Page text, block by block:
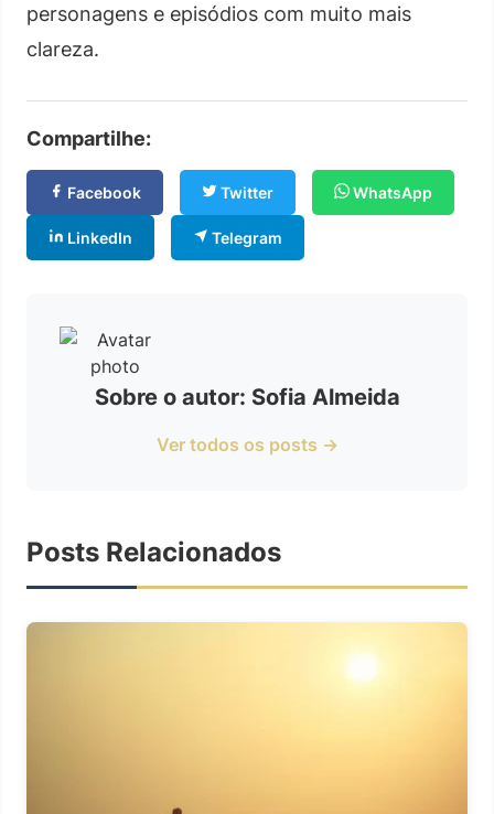
personagens e episódios com muito mais
clareza.
Compartilhe:
Facebook Twitter WhatsApp
LinkedIn Telegram
Sobre o autor: Sofia Almeida
Ver todos os posts →
Posts Relacionados